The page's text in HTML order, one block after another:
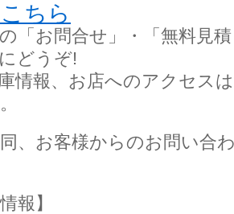
ちら
「お問合せ」・「無料見
どうぞ!
情報、お店へのアクセス
、お客様からのお問い合
情報】